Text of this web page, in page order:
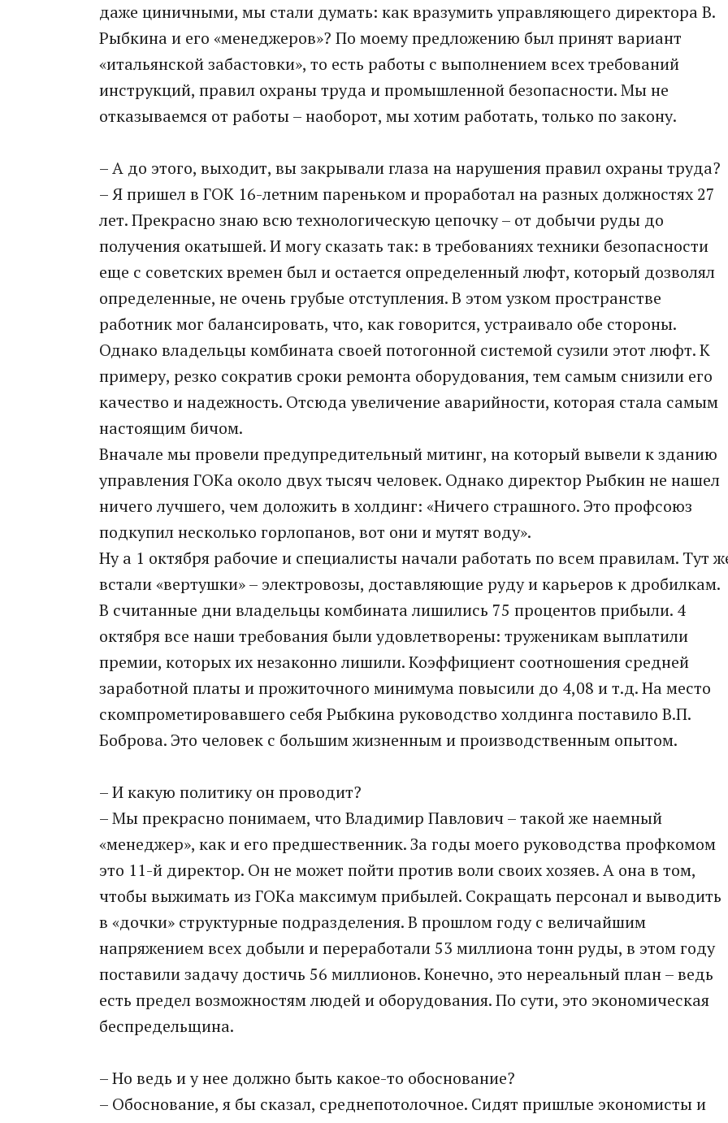
даже циничными, мы стали думать: как вразумить управляющего директора В.
Рыбкина и его «менеджеров»? По моему предложению был принят вариант
«итальянской забастовки», то есть работы с выполнением всех требований
инструкций, правил охраны труда и промышленной безопасности. Мы не
отказываемся от работы – наоборот, мы хотим работать, только по закону.
– А до этого, выходит, вы закрывали глаза на нарушения правил охраны труда?
– Я пришел в ГОК 16-летним пареньком и проработал на разных должностях 27
лет. Прекрасно знаю всю технологическую цепочку – от добычи руды до
получения окатышей. И могу сказать так: в требованиях техники безопасности
еще с советских времен был и остается определенный люфт, который дозволял
определенные, не очень грубые отступления. В этом узком пространстве
работник мог балансировать, что, как говорится, устраивало обе стороны.
Однако владельцы комбината своей потогонной системой сузили этот люфт. К
примеру, резко сократив сроки ремонта оборудования, тем самым снизили его
качество и надежность. Отсюда увеличение аварийности, которая стала самым
настоящим бичом.
Вначале мы провели предупредительный митинг, на который вывели к зданию
управления ГОКа около двух тысяч человек. Однако директор Рыбкин не нашел
ничего лучшего, чем доложить в холдинг: «Ничего страшного. Это профсоюз
подкупил несколько горлопанов, вот они и мутят воду».
Ну а 1 октября рабочие и специалисты начали работать по всем правилам. Тут
встали «вертушки» – электровозы, доставляющие руду и карьеров к дробилкам.
В считанные дни владельцы комбината лишились 75 процентов прибыли. 4
октября все наши требования были удовлетворены: труженикам выплатили
премии, которых их незаконно лишили. Коэффициент соотношения средней
заработной платы и прожиточного минимума повысили до 4,08 и т.д. На место
скомпрометировавшего себя Рыбкина руководство холдинга поставило В.П.
Боброва. Это человек с большим жизненным и производственным опытом.
– И какую политику он проводит?
– Мы прекрасно понимаем, что Владимир Павлович – такой же наемный
«менеджер», как и его предшественник. За годы моего руководства профкомом
это 11-й директор. Он не может пойти против воли своих хозяев. А она в том,
чтобы выжимать из ГОКа максимум прибылей. Сокращать персонал и выводить
в «дочки» структурные подразделения. В прошлом году с величайшим
напряжением всех добыли и переработали 53 миллиона тонн руды, в этом году
поставили задачу достичь 56 миллионов. Конечно, это нереальный план – ведь
есть предел возможностям людей и оборудования. По сути, это экономическая
беспредельщина.
– Но ведь и у нее должно быть какое-то обоснование?
– Обоснование, я бы сказал, среднепотолочное. Сидят пришлые экономисты и